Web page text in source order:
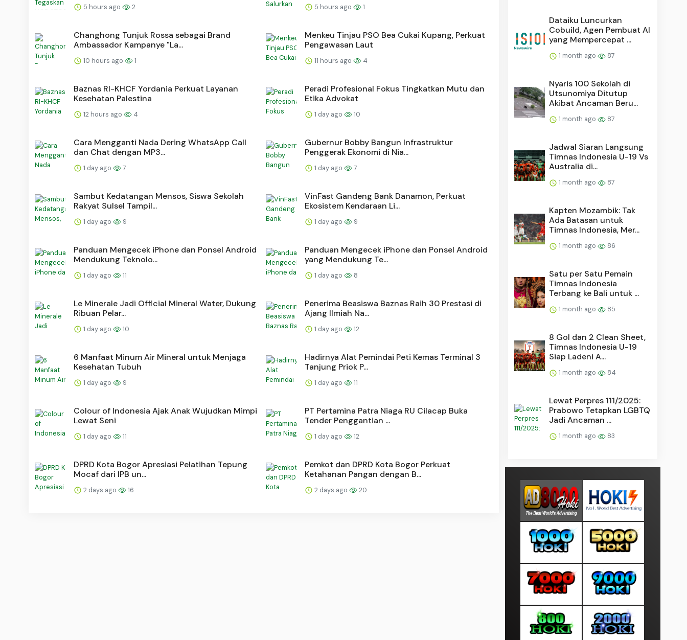
5 hours ago 2 5 hours ago 1
Changhong Tunjuk Rossa sebagai Brand
Ambassador Kampanye "La...
10 hours ago 1
Menkeu Tinjau PSO Bea Cukai Kupang, Perkuat
Pengawasan Laut
11 hours ago 4
Baznas RI-KHCF Yordania Perkuat Layanan
Kesehatan Palestina
12 hours ago 4
Peradi Profesional Fokus Tingkatkan Mutu dan
Etika Advokat
1 day ago 10
Cara Mengganti Nada Dering WhatsApp Call
dan Chat dengan MP3...
1 day ago 7
Gubernur Bobby Bangun Infrastruktur
Penggerak Ekonomi di Nia...
1 day ago 7
Sambut Kedatangan Mensos, Siswa Sekolah
Rakyat Sulsel Tampil...
1 day ago 9
VinFast Gandeng Bank Danamon, Perkuat
Ekosistem Kendaraan Li...
1 day ago 9
Panduan Mengecek iPhone dan Ponsel Android
Mendukung Teknolo...
1 day ago 11
Panduan Mengecek iPhone dan Ponsel Android
yang Mendukung Te...
1 day ago 8
Le Minerale Jadi Official Mineral Water, Dukung
Ribuan Pelar...
1 day ago 10
Penerima Beasiswa Baznas Raih 30 Prestasi di
Ajang Ilmiah Na...
1 day ago 12
6 Manfaat Minum Air Mineral untuk Menjaga
Kesehatan Tubuh
1 day ago 9
Hadirnya Alat Pemindai Peti Kemas Terminal 3
Tanjung Priok P...
1 day ago 11
Colour of Indonesia Ajak Anak Wujudkan Mimpi
Lewat Seni
1 day ago 11
PT Pertamina Patra Niaga RU Cilacap Buka
Tender Penggantian ...
1 day ago 12
DPRD Kota Bogor Apresiasi Pelatihan Tepung
Mocaf dari IPB un...
2 days ago 16
Pemkot dan DPRD Kota Bogor Perkuat
Ketahanan Pangan dengan B...
2 days ago 20
Dataiku Luncurkan
Cobuild, Agen Pembuat AI
yang Mempercepat ...
1 month ago 87
Nyaris 100 Sekolah di
Utsunomiya Ditutup
Akibat Ancaman Beru...
1 month ago 87
Jadwal Siaran Langsung
Timnas Indonesia U-19 Vs
Australia di...
1 month ago 87
Kapten Mozambik: Tak
Ada Batasan untuk
Timnas Indonesia, Mer...
1 month ago 86
Satu per Satu Pemain
Timnas Indonesia
Terbang ke Bali untuk ...
1 month ago 85
8 Gol dan 2 Clean Sheet,
Timnas Indonesia U-19
Siap Ladeni A...
1 month ago 84
Lewat Perpres 111/2025:
Prabowo Tetapkan LGBTQ
Jadi Ancaman ...
1 month ago 83